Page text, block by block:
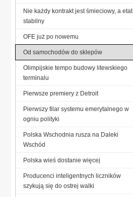
Nie każdy kontrakt jest śmieciowy, a etat
stabilny
OFE już po nowemu
Od samochodów do sklepów
Olimpijskie tempo budowy litewskiego
terminalu
Pierwsze premiery z Detroit
Pierwszy filar systemu emerytalnego w
ogniu polityki
Polska Wschodnia rusza na Daleki
Wschód
Polska wieś dostanie więcej
Producenci inteligentnych liczników
szykują się do ostrej walki